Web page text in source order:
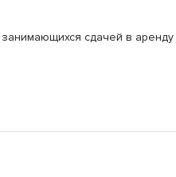
занимающихся сдачей в